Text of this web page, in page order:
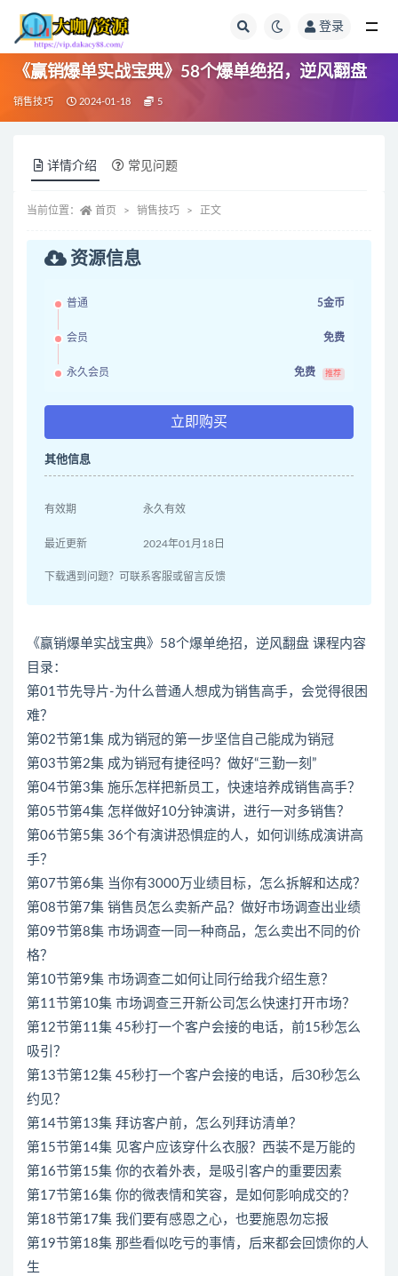
登录
《赢销爆单实战宝典》58个爆单绝招，逆风翻盘
销售技巧 2024-01-18 5
详情介绍 常见问题
当前位置： 首页 销售技巧 正文
资源信息
普通 5金币
会员 免费
永久会员 免费 推荐
立即购买
其他信息
有效期 永久有效
最近更新 2024年01月18日
下载遇到问题？可联系客服或留言反馈
《赢销爆单实战宝典》58个爆单绝招，逆风翻盘 课程内容
目录：
第01节先导片-为什么普通人想成为销售高手，会觉得很困
难？
第02节第1集 成为销冠的第一步坚信自己能成为销冠
第03节第2集 成为销冠有捷径吗？做好“三勤一刻”
第04节第3集 施乐怎样把新员工，快速培养成销售高手？
第05节第4集 怎样做好10分钟演讲，进行一对多销售？
第06节第5集 36个有演讲恐惧症的人，如何训练成演讲高
手？
第07节第6集 当你有3000万业绩目标，怎么拆解和达成？
第08节第7集 销售员怎么卖新产品？做好市场调查出业绩
第09节第8集 市场调查一同一种商品，怎么卖出不同的价
格？
第10节第9集 市场调查二如何让同行给我介绍生意？
第11节第10集 市场调查三开新公司怎么快速打开市场？
第12节第11集 45秒打一个客户会接的电话，前15秒怎么
吸引？
第13节第12集 45秒打一个客户会接的电话，后30秒怎么
约见？
第14节第13集 拜访客户前，怎么列拜访清单？
第15节第14集 见客户应该穿什么衣服？西装不是万能的
第16节第15集 你的衣着外表，是吸引客户的重要因素
第17节第16集 你的微表情和笑容，是如何影响成交的？
第18节第17集 我们要有感恩之心，也要施恩勿忘报
第19节第18集 那些看似吃亏的事情，后来都会回馈你的人
生
全部